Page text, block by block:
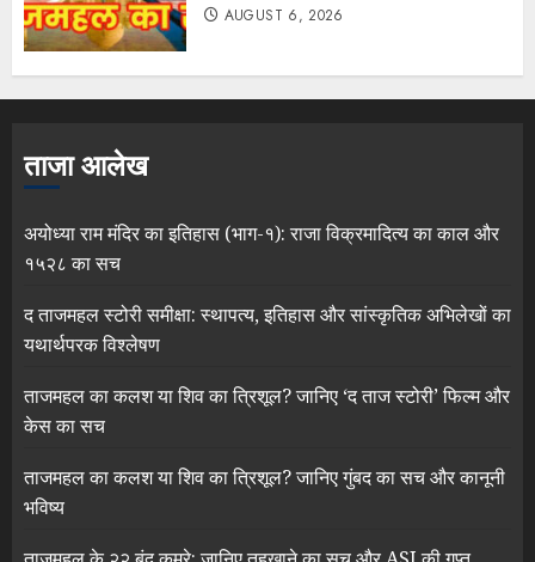
AUGUST 6, 2026
ताजा आलेख
अयोध्या राम मंदिर का इतिहास (भाग-१): राजा विक्रमादित्य का काल और
१५२८ का सच
द ताजमहल स्टोरी समीक्षा: स्थापत्य, इतिहास और सांस्कृतिक अभिलेखों का
यथार्थपरक विश्लेषण
ताजमहल का कलश या शिव का त्रिशूल? जानिए ‘द ताज स्टोरी’ फिल्म और
केस का सच
ताजमहल का कलश या शिव का त्रिशूल? जानिए गुंबद का सच और कानूनी
भविष्य